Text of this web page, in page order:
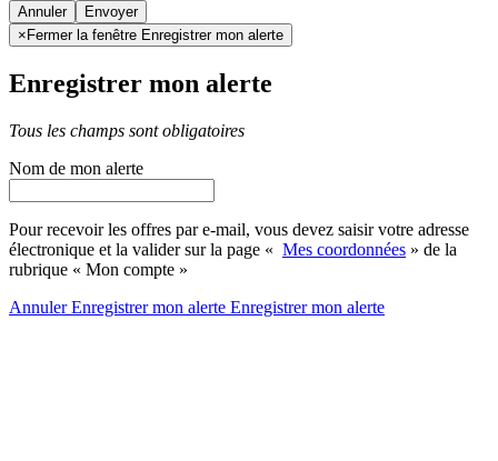
Annuler
× Fermer la fenêtre Enregistrer mon alerte
Enregistrer mon alerte
Tous les champs sont obligatoires
Nom de mon alerte
Pour recevoir les offres par e-mail, vous devez saisir votre adresse
électronique et la valider sur la page « Mes coordonnées » de la
rubrique « Mon compte »
AnnulerEnregistrer mon alerte Enregistrermon alerte